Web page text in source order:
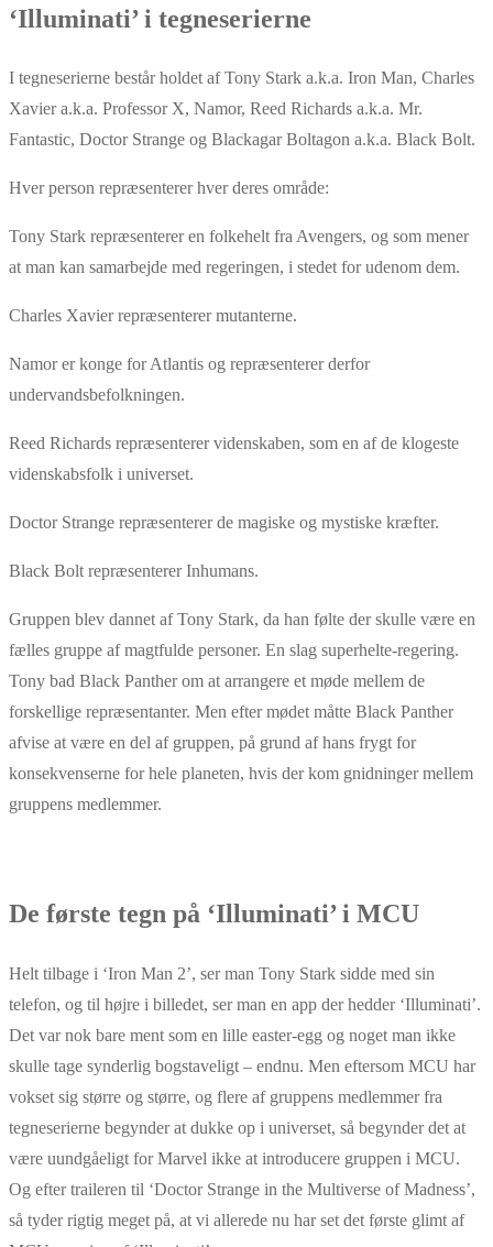
‘Illuminati’ i tegneserierne
I tegneserierne består holdet af Tony Stark a.k.a. Iron Man, Charles
Xavier a.k.a. Professor X, Namor, Reed Richards a.k.a. Mr.
Fantastic, Doctor Strange og Blackagar Boltagon a.k.a. Black Bolt.
Hver person repræsenterer hver deres område:
Tony Stark repræsenterer en folkehelt fra Avengers, og som mener
at man kan samarbejde med regeringen, i stedet for udenom dem.
Charles Xavier repræsenterer mutanterne.
Namor er konge for Atlantis og repræsenterer derfor
undervandsbefolkningen.
Reed Richards repræsenterer videnskaben, som en af de klogeste
videnskabsfolk i universet.
Doctor Strange repræsenterer de magiske og mystiske kræfter.
Black Bolt repræsenterer Inhumans.
Gruppen blev dannet af Tony Stark, da han følte der skulle være en
fælles gruppe af magtfulde personer. En slag superhelte-regering.
Tony bad Black Panther om at arrangere et møde mellem de
forskellige repræsentanter. Men efter mødet måtte Black Panther
afvise at være en del af gruppen, på grund af hans frygt for
konsekvenserne for hele planeten, hvis der kom gnidninger mellem
gruppens medlemmer.
De første tegn på ‘Illuminati’ i MCU
Helt tilbage i ‘Iron Man 2’, ser man Tony Stark sidde med sin
telefon, og til højre i billedet, ser man en app der hedder ‘Illuminati’.
Det var nok bare ment som en lille easter-egg og noget man ikke
skulle tage synderlig bogstaveligt – endnu. Men eftersom MCU har
vokset sig større og større, og flere af gruppens medlemmer fra
tegneserierne begynder at dukke op i universet, så begynder det at
være uundgåeligt for Marvel ikke at introducere gruppen i MCU.
Og efter traileren til ‘Doctor Strange in the Multiverse of Madness’,
så tyder rigtig meget på, at vi allerede nu har set det første glimt af